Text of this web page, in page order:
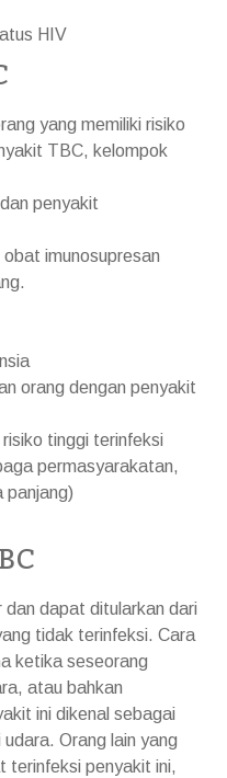
HIV
yang memiliki risiko
TBC, kelompok
penyakit
imunosupresan
orang dengan penyakit
tinggi terinfeksi
permasyarakatan,
panjang)
dan dapat ditularkan dari
tidak terinfeksi. Cara
ketika seseorang
atau bahkan
ini dikenal sebagai
Orang lain yang
terinfeksi penyakit ini,